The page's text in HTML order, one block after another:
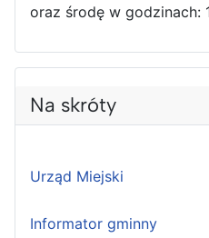
oraz środę w godzinach:
Na skróty
Urząd Miejski
Informator gminny